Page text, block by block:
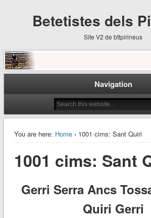
Betetistes dels
Site V2 de bttpirineus
Navigation
You are here: Home› 1001 cims: Sant Quiri
1001 cims: Sant
Gerri Serra Ancs
Quiri Gerri